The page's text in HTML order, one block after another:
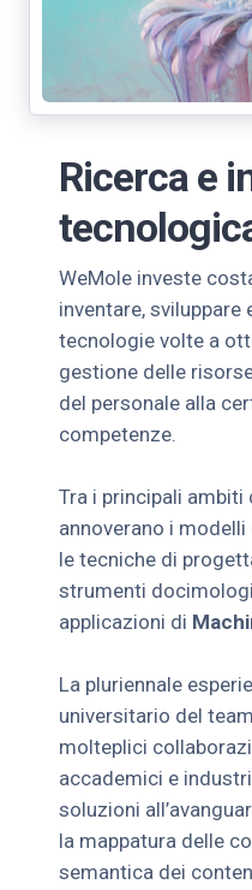
Ricerca e
WeMole investe
inventare, sviluppare
tecnologie volte a
gestione delle
del personale alla
competenze.
Tra i principali ambiti
annoverano i modelli
le tecniche di
strumenti
applicazioni di
La pluriennale
universitario del
molteplici
accademici e
soluzioni
la mappatura delle
semantica dei